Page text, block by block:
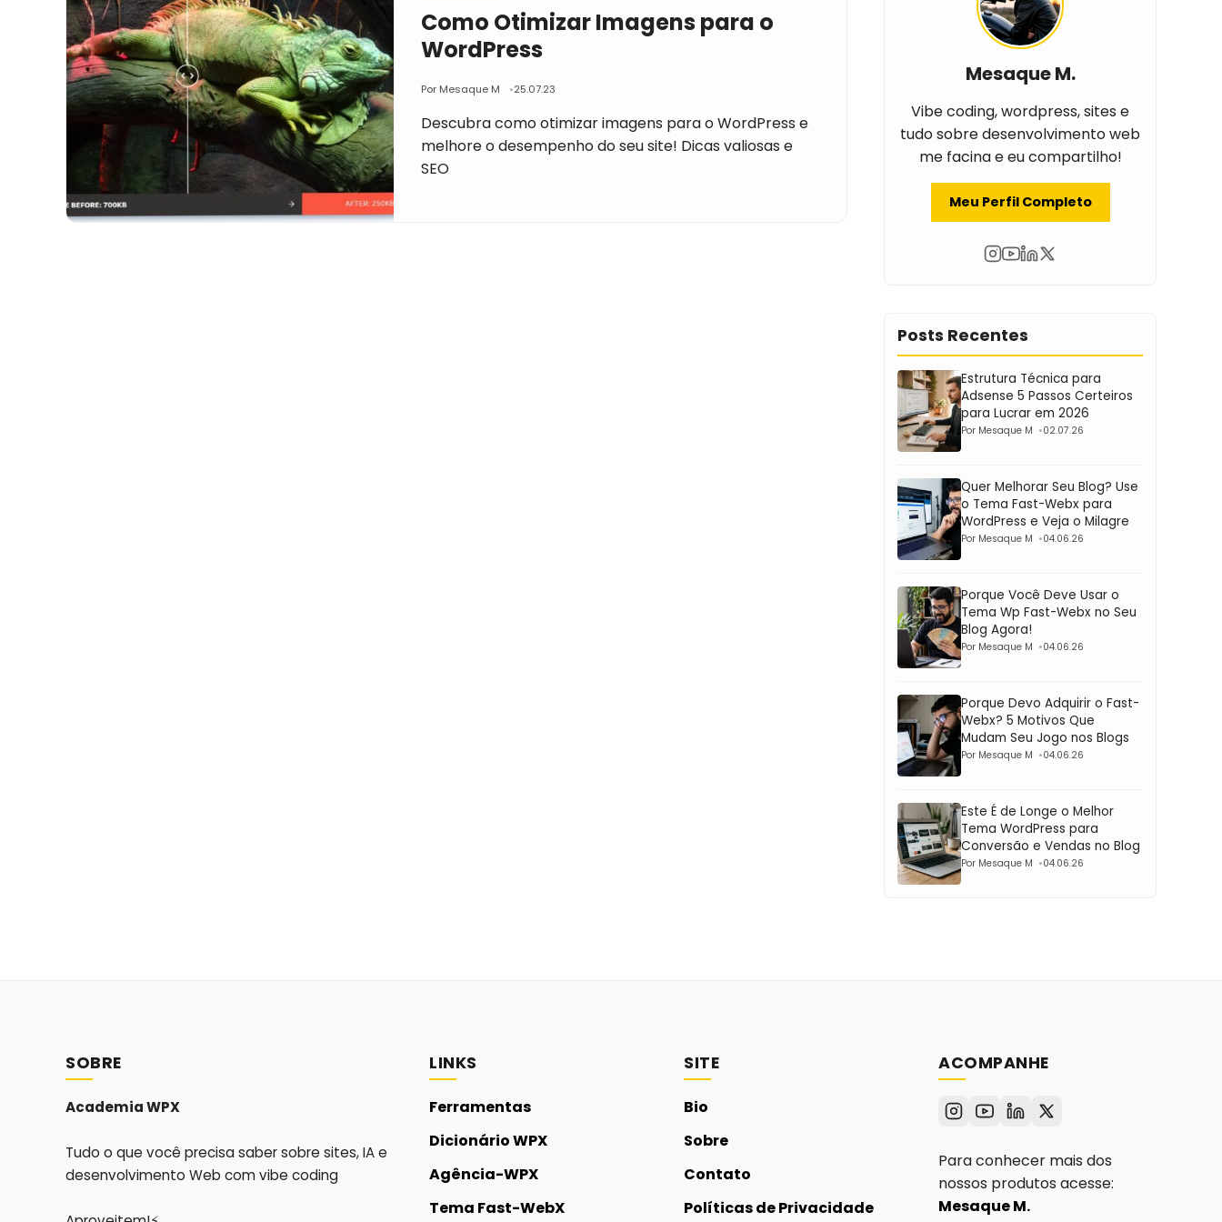
Como Otimizar Imagens para o
WordPress
Por Mesaque M 25.07.23
Descubra como otimizar imagens para o WordPress e
melhore o desempenho do seu site! Dicas valiosas e
SEO
Mesaque M.
Vibe coding, wordpress, sites e
tudo sobre desenvolvimento web
me facina e eu compartilho!
Meu Perfil Completo
Posts Recentes
Estrutura Técnica para
Adsense 5 Passos Certeiros
para Lucrar em 2026
Por Mesaque M 02.07.26
Quer Melhorar Seu Blog? Use
o Tema Fast-Webx para
WordPress e Veja o Milagre
Por Mesaque M 04.06.26
Porque Você Deve Usar o
Tema Wp Fast-Webx no Seu
Blog Agora!
Por Mesaque M 04.06.26
Porque Devo Adquirir o Fast-
Webx? 5 Motivos Que
Mudam Seu Jogo nos Blogs
Por Mesaque M 04.06.26
Este É de Longe o Melhor
Tema WordPress para
Conversão e Vendas no Blog
Por Mesaque M 04.06.26
SOBRE
Academia WPX
Tudo o que você precisa saber sobre sites, IA e
desenvolvimento Web com vibe coding
LINKS
Ferramentas
Dicionário WPX
Agência-WPX
Tema Fast-WebX
SITE
Bio
Sobre
Contato
Políticas de Privacidade
ACOMPANHE
Para conhecer mais dos
nossos produtos acesse:
Mesaque M.